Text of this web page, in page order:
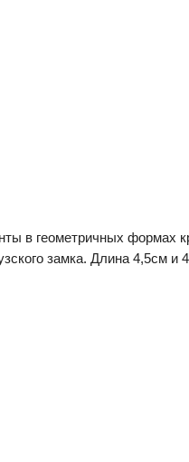
в геометричных формах
замка. Длина 4,5см